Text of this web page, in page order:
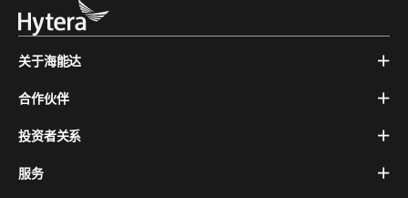
关于海能达
合作伙伴
投资者关系
服务